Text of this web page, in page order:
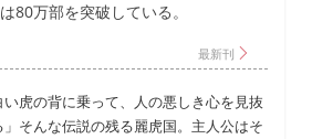
80万部を突破している。
い虎の背に乗って、人の悪しき心を見抜
そんな伝説の残る麗虎国。主人公はそ